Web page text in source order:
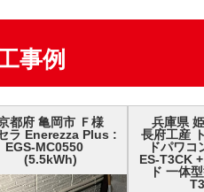
事例
都府 亀岡市 Ｆ様
ラ Enerezza Plus :
EGS-MC0550
(5.5kWh)
兵庫県
長府工産
ドパワコ
ES-T3CK
ド 一体